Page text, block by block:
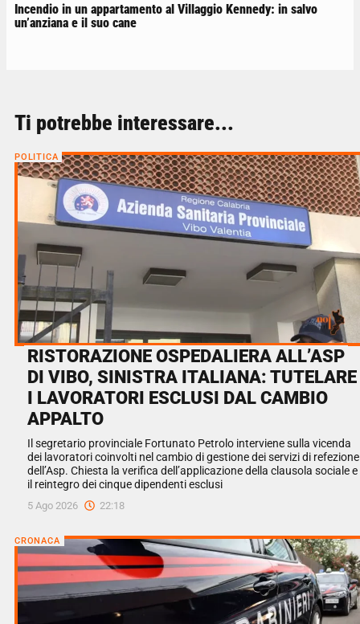
Incendio in un appartamento al Villaggio Kennedy: in salvo
un’anziana e il suo cane
Ti potrebbe interessare...
POLITICA
RISTORAZIONE OSPEDALIERA ALL’ASP
DI VIBO, SINISTRA ITALIANA: TUTELARE
I LAVORATORI ESCLUSI DAL CAMBIO
APPALTO
Il segretario provinciale Fortunato Petrolo interviene sulla vicenda
dei lavoratori coinvolti nel cambio di gestione dei servizi di refezione
dell’Asp. Chiesta la verifica dell’applicazione della clausola sociale e
il reintegro dei cinque dipendenti esclusi
5 Ago 2026 22:18
CRONACA